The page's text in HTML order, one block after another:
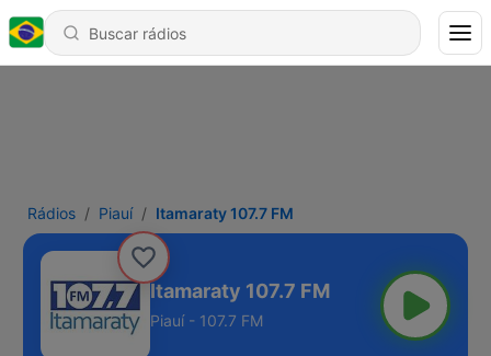
Rádios Piauí Itamaraty 107.7 FM
Itamaraty 107.7 FM
Piauí - 107.7 FM